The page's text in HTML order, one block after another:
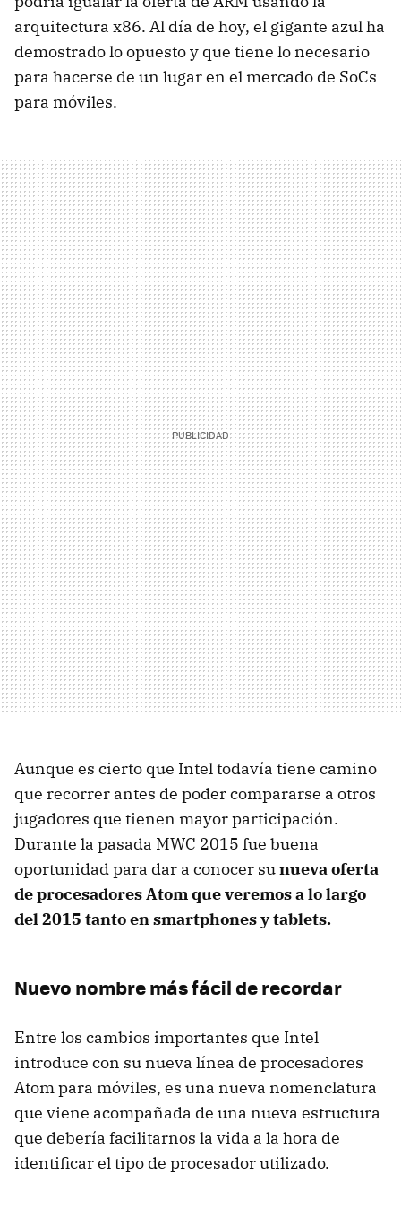
arquitectura x86. Al día de hoy, el gigante azul ha
demostrado lo opuesto y que tiene lo necesario
para hacerse de un lugar en el mercado de SoCs
para móviles.
Aunque es cierto que Intel todavía tiene camino
que recorrer antes de poder compararse a otros
jugadores que tienen mayor participación.
Durante la pasada MWC 2015 fue buena
oportunidad para dar a conocer sunueva oferta
de procesadores Atom que veremos a lo largo
del 2015 tanto en smartphones y tablets.
Nuevo nombre más fácil de recordar
Entre los cambios importantes que Intel
introduce con su nueva línea de procesadores
Atom para móviles, es una nueva nomenclatura
que viene acompañada de una nueva estructura
que debería facilitarnos la vida a la hora de
identificar el tipo de procesador utilizado.